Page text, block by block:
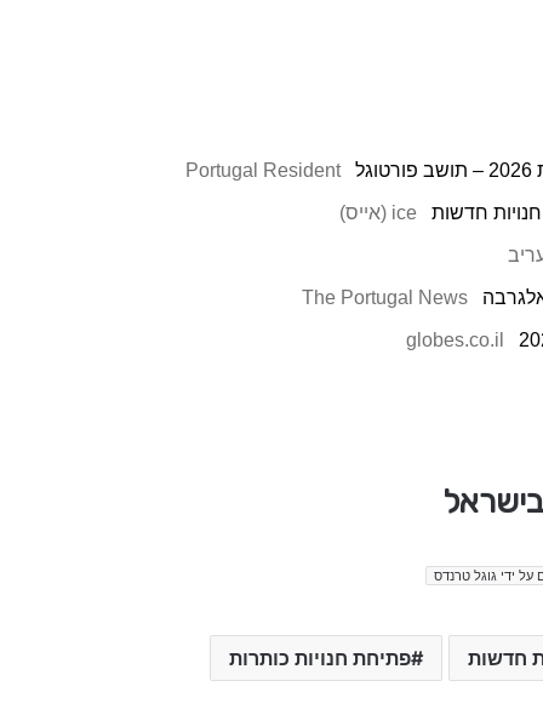
Portugal Resident
חדשות ice (אייס)
The Portugal News
globes.co.il
על ידי גוגל טרנדס
חדשות פתיחת חנויות כותרות